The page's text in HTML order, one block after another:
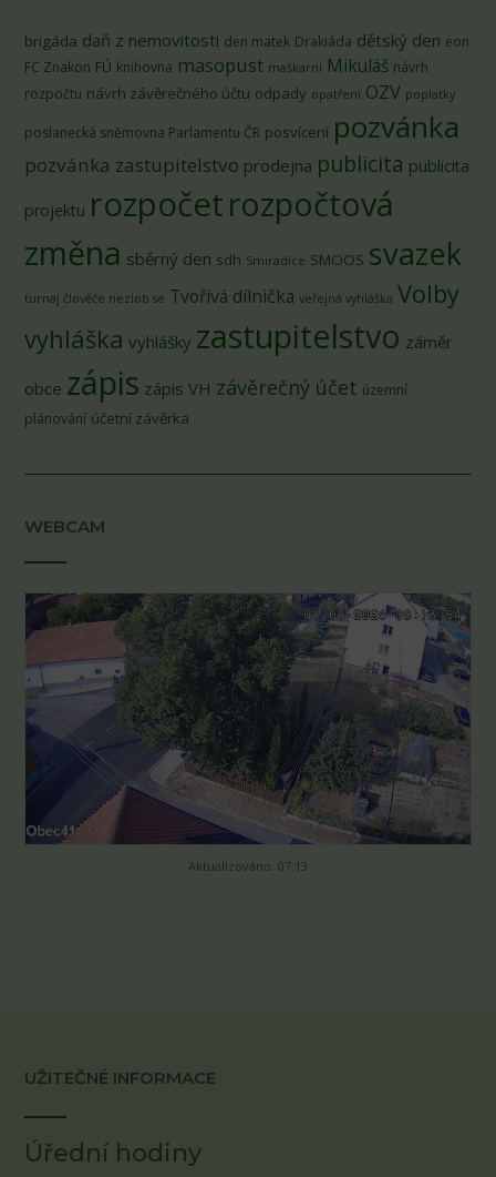
brigáda daň z nemovitosti den matek Drakiáda dětský den eon
FC Znakon FÚ knihovna masopust maškarní Mikuláš návrh
rozpočtu návrh závěrečného účtu odpady opatření OZV poplatky
poslanecká sněmovna Parlamentu ČR posvícení pozvánka
pozvánka zastupitelstvo prodejna publicita publicita
projektu rozpočetrozpočtová
změna sběrný den sdh Smiradice SMOOS svazek
turnaj člověče nezlob se Tvořivá dílnička veřejná vyhláška Volby
vyhláška vyhlášky zastupitelstvo záměr
obce zápis zápis VH závěrečný účet územní
plánování účetní závěrka
WEBCAM
Aktualizováno: 07:13
UŽITEČNÉ INFORMACE
Úřední hodiny